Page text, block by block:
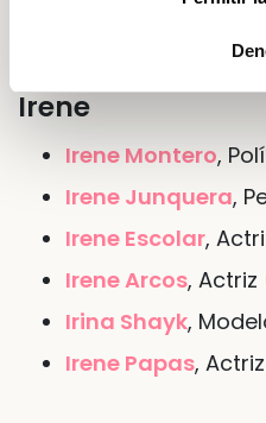
Personajes
Irene
Irene Montero,
Irene Junquera,
Irene Escolar,
Irene Arcos, Actriz
Irina Shayk,
Irene Papas,